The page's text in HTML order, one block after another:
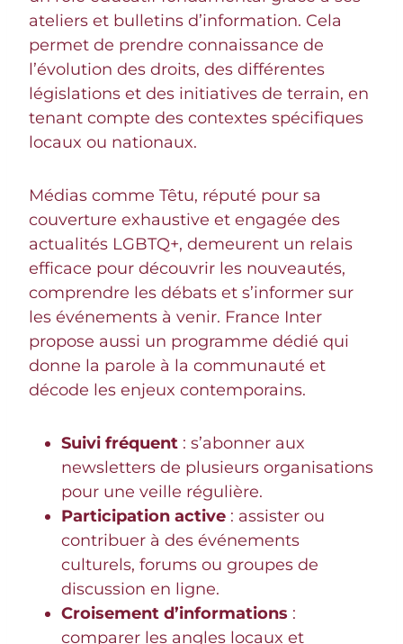
ateliers et bulletins d’information. Cela
permet de prendre connaissance de
l’évolution des droits, des différentes
législations et des initiatives de terrain, en
tenant compte des contextes spécifiques
locaux ou nationaux.
Médias comme Têtu, réputé pour sa
couverture exhaustive et engagée des
actualités LGBTQ+, demeurent un relais
efficace pour découvrir les nouveautés,
comprendre les débats et s’informer sur
les événements à venir. France Inter
propose aussi un programme dédié qui
donne la parole à la communauté et
décode les enjeux contemporains.
Suivi fréquent : s’abonner aux
newsletters de plusieurs organisations
pour une veille régulière.
Participation active : assister ou
contribuer à des événements
culturels, forums ou groupes de
discussion en ligne.
Croisement d’informations :
comparer les angles locaux et